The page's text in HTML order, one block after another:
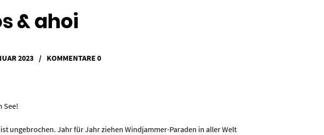
& ahoi
2023 / KOMMENTARE 0
See!
ungebrochen. Jahr für Jahr ziehen Windjammer-Paraden in aller Welt